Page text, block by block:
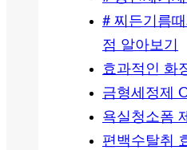
# 찌든기름
점 알아보기
효과적인 화
금형세정제
욕실청소폼
편백수탈취